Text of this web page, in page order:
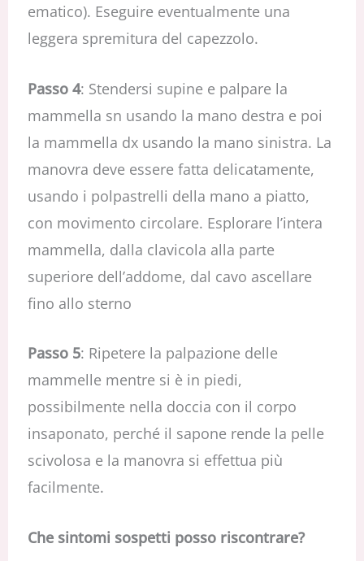
ematico). Eseguire eventualmente una
leggera spremitura del capezzolo.
Passo 4: Stendersi supine e palpare la
mammella sn usando la mano destra e poi
la mammella dx usando la mano sinistra. La
manovra deve essere fatta delicatamente,
usando i polpastrelli della mano a piatto,
con movimento circolare. Esplorare l’intera
mammella, dalla clavicola alla parte
superiore dell’addome, dal cavo ascellare
fino allo sterno
Passo 5: Ripetere la palpazione delle
mammelle mentre si è in piedi,
possibilmente nella doccia con il corpo
insaponato, perché il sapone rende la pelle
scivolosa e la manovra si effettua più
facilmente.
Che sintomi sospetti posso riscontrare?